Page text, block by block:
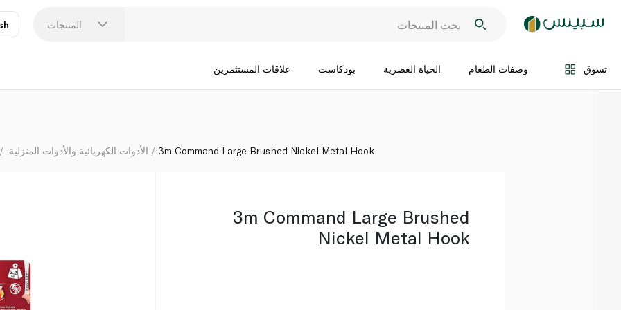
المنتجات
تسوق وصفات الطعام الحياة العصرية بودكاست علاقات المستثمرين
اضف الى السلة
الأدوات الكهربائية والأدوات المنزلية 3m Command Large Brushed Nickel Metal Hook
3m Command Large Brushed
Nickel Metal Hook